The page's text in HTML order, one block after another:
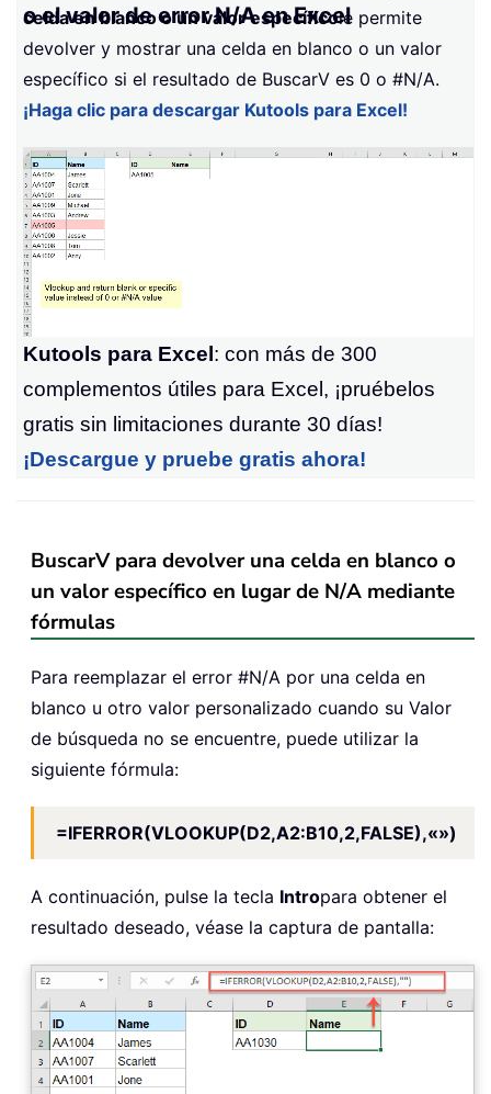
o el valor de error N/A en Excel
celda en blanco o un valor específicole permite
devolver y mostrar una celda en blanco o un valor
específico si el resultado de BuscarV es 0 o #N/A.
¡Haga clic para descargar Kutools para Excel!
Kutools para Excel : con más de 300
complementos útiles para Excel, ¡pruébelos
gratis sin limitaciones durante 30 días!
¡Descargue y pruebe gratis ahora!
BuscarV para devolver una celda en blanco o
un valor específico en lugar de N/A mediante
fórmulas
Para reemplazar el error #N/A por una celda en
blanco u otro valor personalizado cuando su Valor
de búsqueda no se encuentre, puede utilizar la
siguiente fórmula:
=IFERROR(VLOOKUP(D2,A2:B10,2,FALSE),«»)
A continuación, pulse la tecla Intropara obtener el
resultado deseado, véase la captura de pantalla: